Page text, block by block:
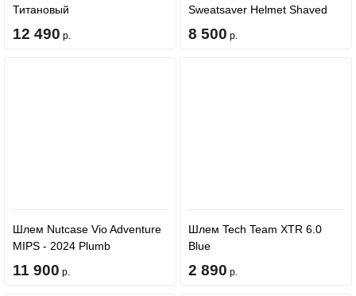
Титановый
12 490 р.
Sweatsaver Helmet Shaved
Ice
8 500 р.
Шлем Nutcase Vio Adventure
MIPS - 2024 Plumb
11 900 р.
Шлем Tech Team XTR 6.0
Blue
2 890 р.